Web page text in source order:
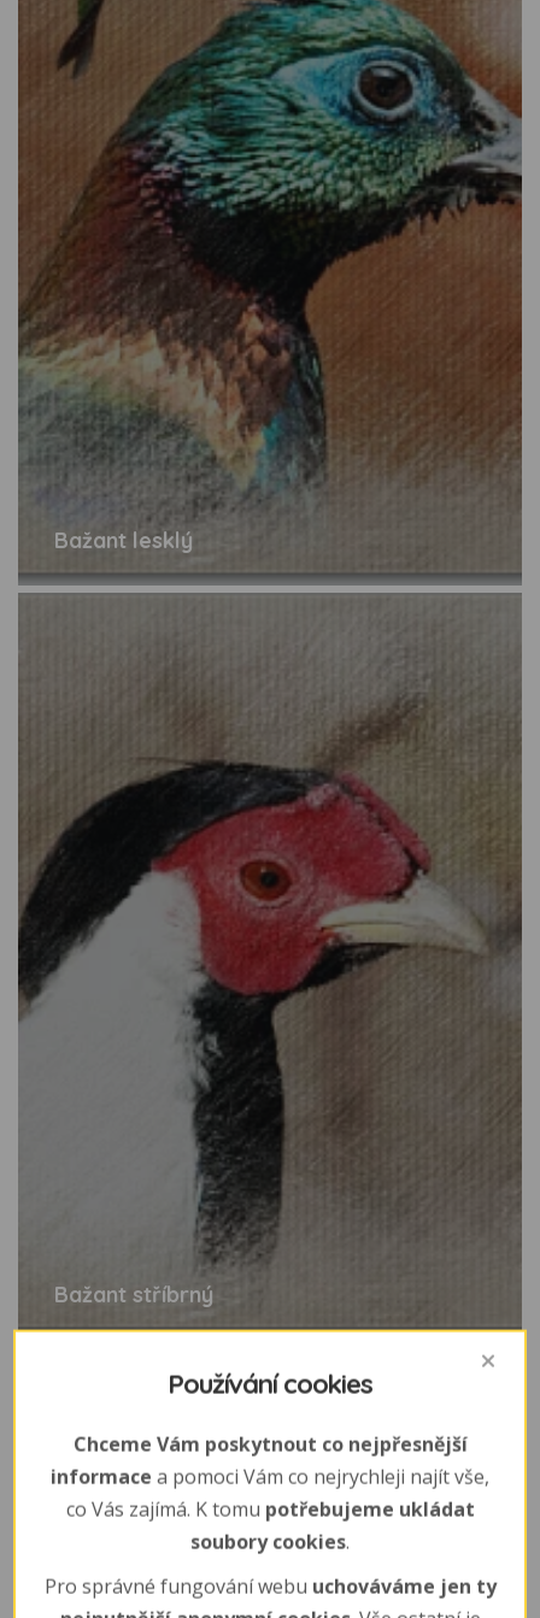
Bažant lesklý
Bažant stříbrný
Používání cookies
Chceme Vám poskytnout co nejpřesnější
informace a pomoci Vám co nejrychleji najít vše,
co Vás zajímá. K tomu potřebujeme ukládat
soubory cookies.
Pro správné fungování webu uchováváme jen ty